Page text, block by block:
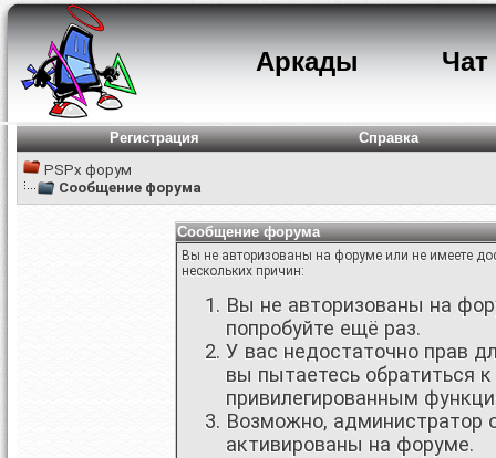
Аркады Чат
Регистрация
Справка
PSPx форум
Сообщение форума
Сообщение форума
Вы не авторизованы на форуме или не имеете
нескольких причин:
Вы не авторизованы на
попробуйте ещё раз.
У вас недостаточно прав
вы пытаетесь обратиться
привилегированным
Возможно, администратор
активированы на форуме.